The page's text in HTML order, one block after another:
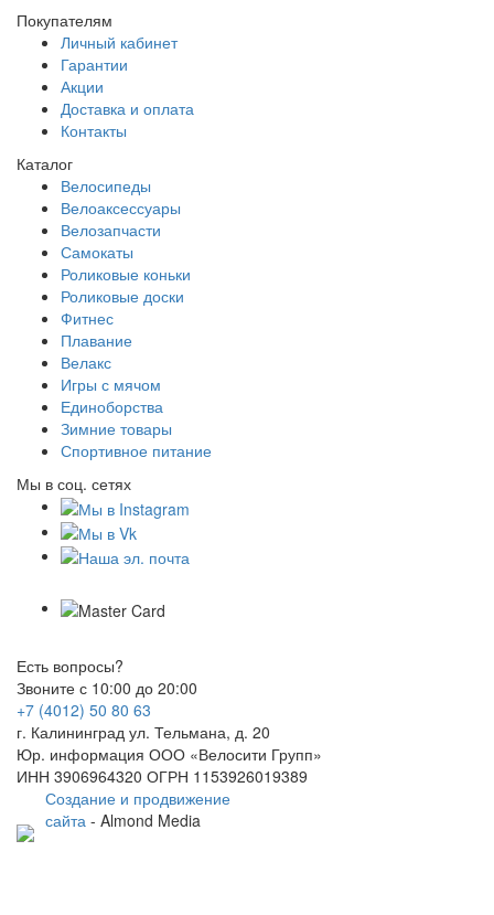
Покупателям
Личный кабинет
Гарантии
Акции
Доставка и оплата
Контакты
Каталог
Велосипеды
Велоаксессуары
Велозапчасти
Самокаты
Роликовые коньки
Роликовые доски
Фитнес
Плавание
Велакс
Игры с мячом
Единоборства
Зимние товары
Спортивное питание
Мы в соц. сетях
Есть вопросы?
Звоните с 10:00 до 20:00
+7 (4012) 50 80 63
г. Калининград ул. Тельмана, д. 20
Юр. информация ООО «Велосити Групп»
ИНН 3906964320 ОГРН 1153926019389
Создание и продвижение
сайта - Almond Media